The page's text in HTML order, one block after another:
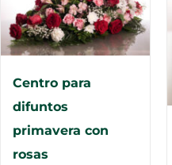
Centro para
difuntos
primavera con
rosas